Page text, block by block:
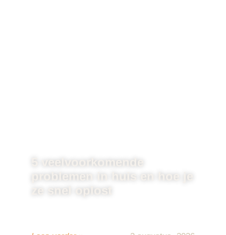
5 veelvoorkomende
problemen in huis en hoe je
ze snel oplost